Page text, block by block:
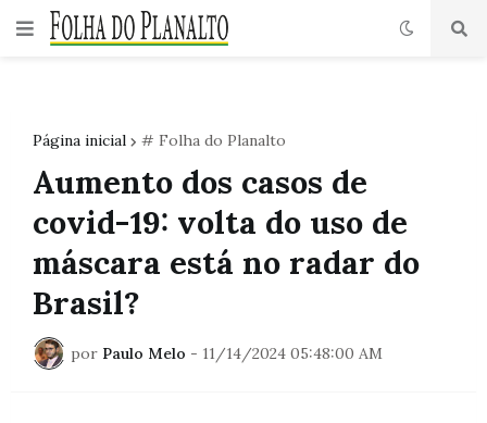
Página inicial # Folha do Planalto
Aumento dos casos de
covid-19: volta do uso de
máscara está no radar do
Brasil?
por Paulo Melo - 11/14/2024 05:48:00 AM